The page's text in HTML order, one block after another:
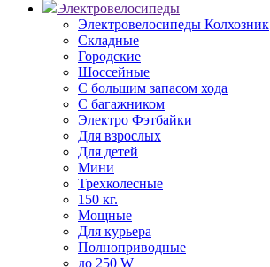
Электровелосипеды
Электровелосипеды Колхозник
Складные
Городские
Шоссейные
С большим запасом хода
С багажником
Электро Фэтбайки
Для взрослых
Для детей
Мини
Трехколесные
150 кг.
Мощные
Для курьера
Полноприводные
до 250 W